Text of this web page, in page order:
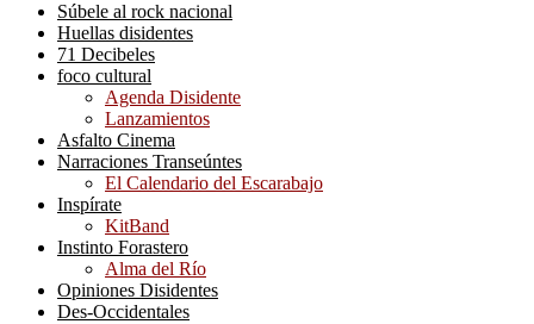
Súbele al rock nacional
Huellas disidentes
71 Decibeles
foco cultural
Agenda Disidente
Lanzamientos
Asfalto Cinema
Narraciones Transeúntes
El Calendario del Escarabajo
Inspírate
KitBand
Instinto Forastero
Alma del Río
Opiniones Disidentes
Des-Occidentales